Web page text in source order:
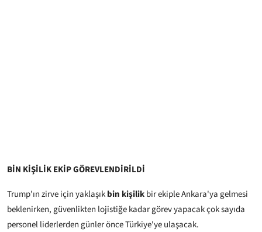
BİN KİŞİLİK EKİP GÖREVLENDİRİLDİ
Trump'ın zirve için yaklaşıkbin kişilikbir ekiple Ankara'ya gelmesi
beklenirken, güvenlikten lojistiğe kadar görev yapacak çok sayıda
personel liderlerden günler önce Türkiye'ye ulaşacak.